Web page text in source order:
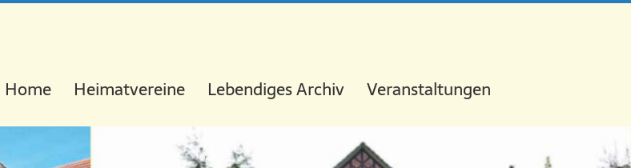
Navigation
Home Heimatvereine Lebendiges Archiv Veranstaltungen